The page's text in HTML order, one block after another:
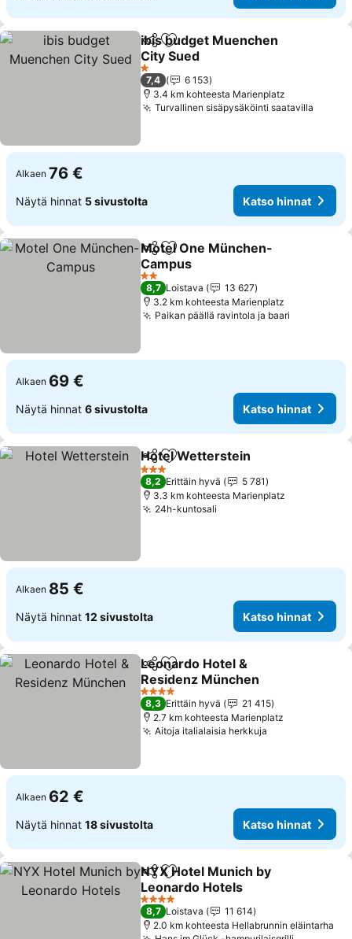
Jaa Lisää suosikkeihin
ibis budget Muenchen
City Sued
1 Tähtiluokitus
7,4
6 153
3.4 km kohteesta Marienplatz
Turvallinen sisäpysäköinti saatavilla
Alkaen 76 €
Näytä hinnat 5 sivustolta Katso hinnat
Jaa Lisää suosikkeihin
Motel One München-
Campus
2 Tähtiluokitus
8,7 Loistava
13 627
3.2 km kohteesta Marienplatz
Paikan päällä ravintola ja baari
Alkaen 69 €
Näytä hinnat 6 sivustolta Katso hinnat
Jaa Lisää suosikkeihin
Hotel Wetterstein
3 Tähtiluokitus
8,2 Erittäin hyvä
5 781
3.3 km kohteesta Marienplatz
24h-kuntosali
Alkaen 85 €
Näytä hinnat 12 sivustolta Katso hinnat
Jaa Lisää suosikkeihin
Leonardo Hotel &
Residenz München
4 Tähtiluokitus
8,3 Erittäin hyvä
21 415
2.7 km kohteesta Marienplatz
Aitoja italialaisia herkkuja
Alkaen 62 €
Näytä hinnat 18 sivustolta Katso hinnat
Jaa Lisää suosikkeihin
NYX Hotel Munich by
Leonardo Hotels
4 Tähtiluokitus
8,7 Loistava
11 614
2.0 km kohteesta Hellabrunnin eläintarha